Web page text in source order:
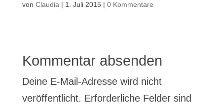
von Claudia | 1. Juli 2015| 0 Kommentare
Kommentar absenden
Deine E-Mail-Adresse wird nicht
veröffentlicht. Erforderliche Felder sind